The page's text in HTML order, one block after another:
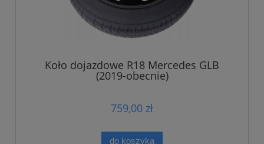
Koło dojazdowe R18 Mercedes GLB
(2019-obecnie)
759,00 zł
do koszyka